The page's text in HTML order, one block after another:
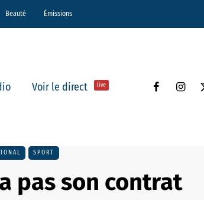
Beauté Émissions
Voir le direct live
SPORT
pas son contrat